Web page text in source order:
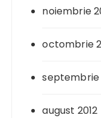
noiembrie
octombrie
septembrie
august 2012